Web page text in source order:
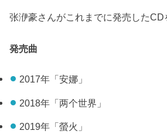
张洢豪さんがこれまでに発売したCD
発売曲
2017年「安娜」
2018年「两个世界」
2019年「螢火」